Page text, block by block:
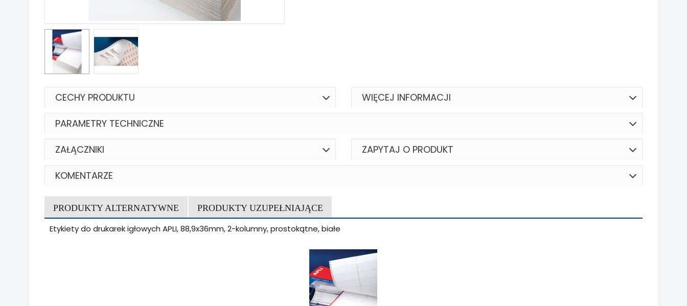
CECHY PRODUKTU WIĘCEJ INFORMACJI
PARAMETRY TECHNICZNE
ZAŁĄCZNIKI ZAPYTAJ O PRODUKT
KOMENTARZE
PRODUKTY ALTERNATYWNE PRODUKTY UZUPEŁNIAJĄCE
Etykiety do drukarek igłowych APLI, 88,9x36mm, 2-kolumny, prostokątne, białe